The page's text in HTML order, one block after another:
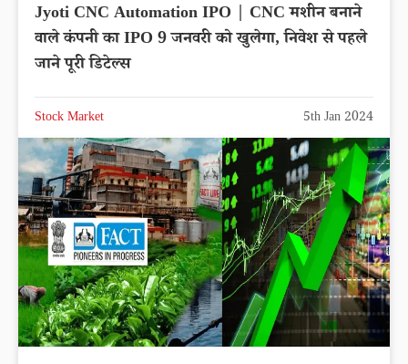
Jyoti CNC Automation IPO | CNC मशीन बनाने
वाले कंपनी का IPO 9 जनवरी को खुलेगा, निवेश से पहले
जाने पूरी डिटेल्स
Stock Market 5th Jan 2024